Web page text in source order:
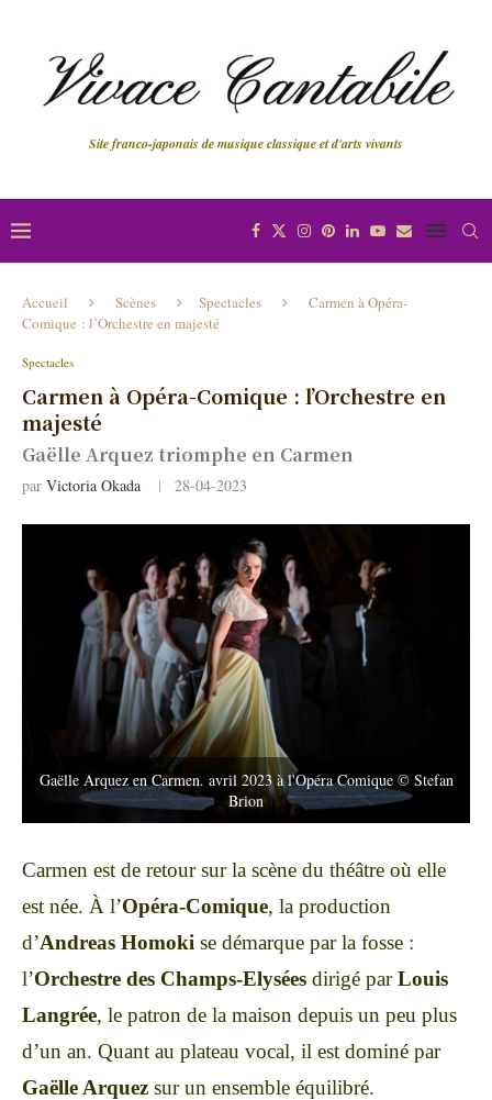
Site franco-japonais de musique classique et d'arts vivants
Accueil Scènes Spectacles
Carmen à Opéra-
Comique : l’Orchestre en majesté
Spectacles
Carmen à Opéra-Comique : l’Orchestre en
majesté
Gaëlle Arquez triomphe en Carmen
par Victoria Okada 28-04-2023
Gaëlle Arquez en Carmen. avril 2023 à l'Opéra Comique © Stefan
Brion
Carmen est de retour sur la scène du théâtre où elle
est née. À l’Opéra-Comique, la production
d’Andreas Homoki se démarque par la fosse :
l’Orchestre des Champs-Elysées dirigé parLouis
Langrée, le patron de la maison depuis un peu plus
d’un an. Quant au plateau vocal, il est dominé par
Gaëlle Arquez sur un ensemble équilibré.